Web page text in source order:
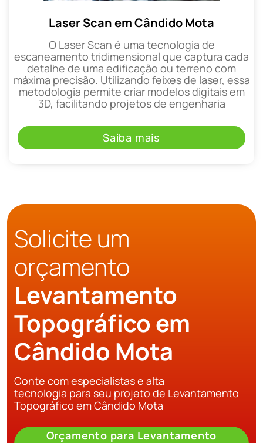
Laser Scan em Cândido Mota
O Laser Scan é uma tecnologia de
escaneamento tridimensional que captura cada
detalhe de uma edificação ou terreno com
máxima precisão. Utilizando feixes de laser, essa
metodologia permite criar modelos digitais em
3D, facilitando projetos de engenharia
Saiba mais
Solicite um
orçamento
Levantamento
Topográfico em
Cândido Mota
Conte com especialistas e alta
tecnologia para seu projeto de Levantamento
Topográfico em Cândido Mota
Orçamento para Levantamento